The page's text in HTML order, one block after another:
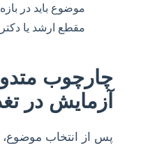
موضوع باید در
مقطع ارشد یا
چارچوب
آزمایش در
پس از انتخاب